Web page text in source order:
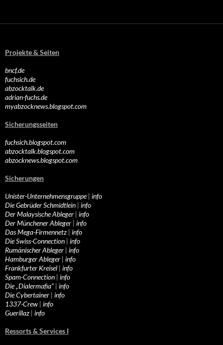
Projekte & Seiten
bncf.de
fuchsich.de
abzocktalk.de
adrian-fuchs.de
myabzocknews.blogspot.com
Sicherungsseiten
fuchsich.blogspot.com
abzocktalk.blogspot.com
abzocknews.blogspot.com
Sicherungen
Unister-Unternehmensgruppe| info
Die Gebrüder Schmidtlein | info
Der Malaysische Ableger | info
Der Münchener Ableger | info
Das Mega-Firmennetz | info
Die Swiss-Connection | info
Rumänischer Ableger | info
Hamburger Ableger | info
Frankfurter Kreisel | info
Spam-Connection | info
Die „Dialermafia“ | info
Die Cybertainer | info
1337-Crew | info
Guerillaz | info
Ressorts & Services I